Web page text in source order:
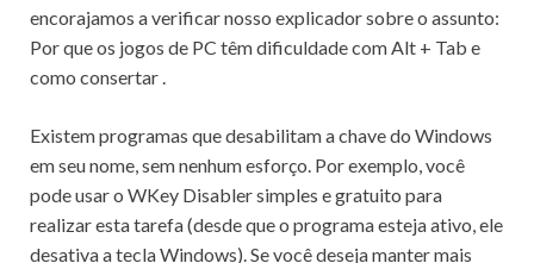
encorajamos a verificar nosso explicador sobre o assunto:
Por que os jogos de PC têm dificuldade com Alt + Tab e
como consertar
Existem programas que desabilitam a chave do Windows
em seu nome, sem nenhum esforço. Por exemplo, você
pode usar o WKey Disablersimples e gratuito para
realizar esta tarefa (desde que o programa esteja ativo, ele
desativa a tecla Windows). Se você deseja manter mais